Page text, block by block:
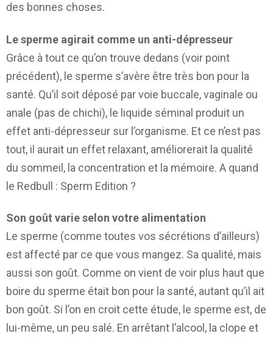
des bonnes choses.
Le sperme agirait comme un anti-dépresseur
Grâce à tout ce qu’on trouve dedans (voir point
précédent), le sperme s’avère être très bon pour la
santé. Qu’il soit déposé par voie buccale, vaginale ou
anale (pas de chichi), le liquide séminal produit un
effet anti-dépresseur sur l’organisme. Et ce n’est pas
tout, il aurait un effet relaxant, améliorerait la qualité
du sommeil, la concentration et la mémoire. A quand
le Redbull : Sperm Edition ?
Son goût varie selon votre alimentation
Le sperme (comme toutes vos sécrétions d’ailleurs)
est affecté par ce que vous mangez. Sa qualité, mais
aussi son goût. Comme on vient de voir plus haut que
boire du sperme était bon pour la santé, autant qu’il ait
bon goût. Si l’on en croit cette étude, le sperme est, de
lui-même, un peu salé. En arrêtant l’alcool, la clope et